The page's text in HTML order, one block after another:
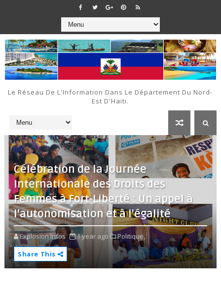
Le Réseau De L'Information Dans Le Département Du Nord-
Est D'Haiti.
Célébration de la Journée
Internationale des Droits des
Femmes à Fort-Liberté : Un appel à
l'autonomisation et à l'égalité
Explosion Infos 1 year ago
Politique,
Share This